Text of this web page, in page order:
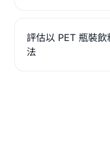
評估以 PET 瓶裝
法